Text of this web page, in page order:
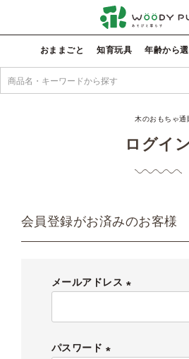
おままごと 知育玩具 年齢から
木のおもちゃ通
ログイン
会員登録がお済みのお客様
メールアドレス
必
パスワード